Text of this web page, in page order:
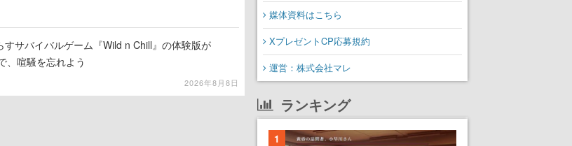
すサバイバルゲーム『Wild n Chill』の体験版が
、喧騒を忘れよう
2026年8月8日
媒体資料はこちら
XプレゼントCP応募規約
運営：株式会社マレ
ランキング
1